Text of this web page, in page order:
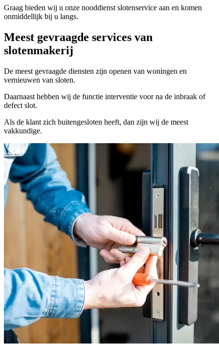
Graag bieden wij u onze nooddienst slotenservice aan en komen
onmiddellijk bij u langs.
Meest gevraagde services van
slotenmakerij
De meest gevraagde diensten zijn openen van woningen en
vernieuwen van sloten.
Daarnaast hebben wij de functie interventie voor na de inbraak of
defect slot.
Als de klant zich buitengesloten heeft, dan zijn wij de meest
vakkundige.